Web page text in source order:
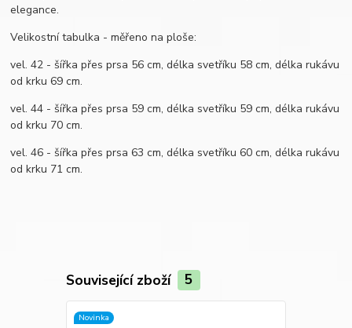
elegance.
Velikostní tabulka - měřeno na ploše:
vel. 42 - šířka přes prsa 56 cm, délka svetříku 58 cm, délka rukávu
od krku 69 cm.
vel. 44 - šířka přes prsa 59 cm, délka svetříku 59 cm, délka rukávu
od krku 70 cm.
vel. 46 - šířka přes prsa 63 cm, délka svetříku 60 cm, délka rukávu
od krku 71 cm.
Související zboží 5
Novinka